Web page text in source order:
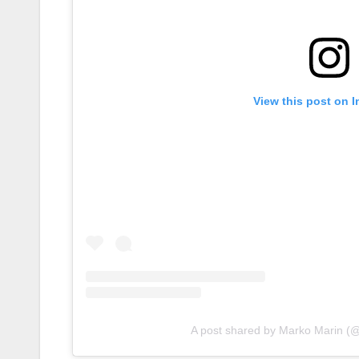
View this post on
A post shared by Marko Marin